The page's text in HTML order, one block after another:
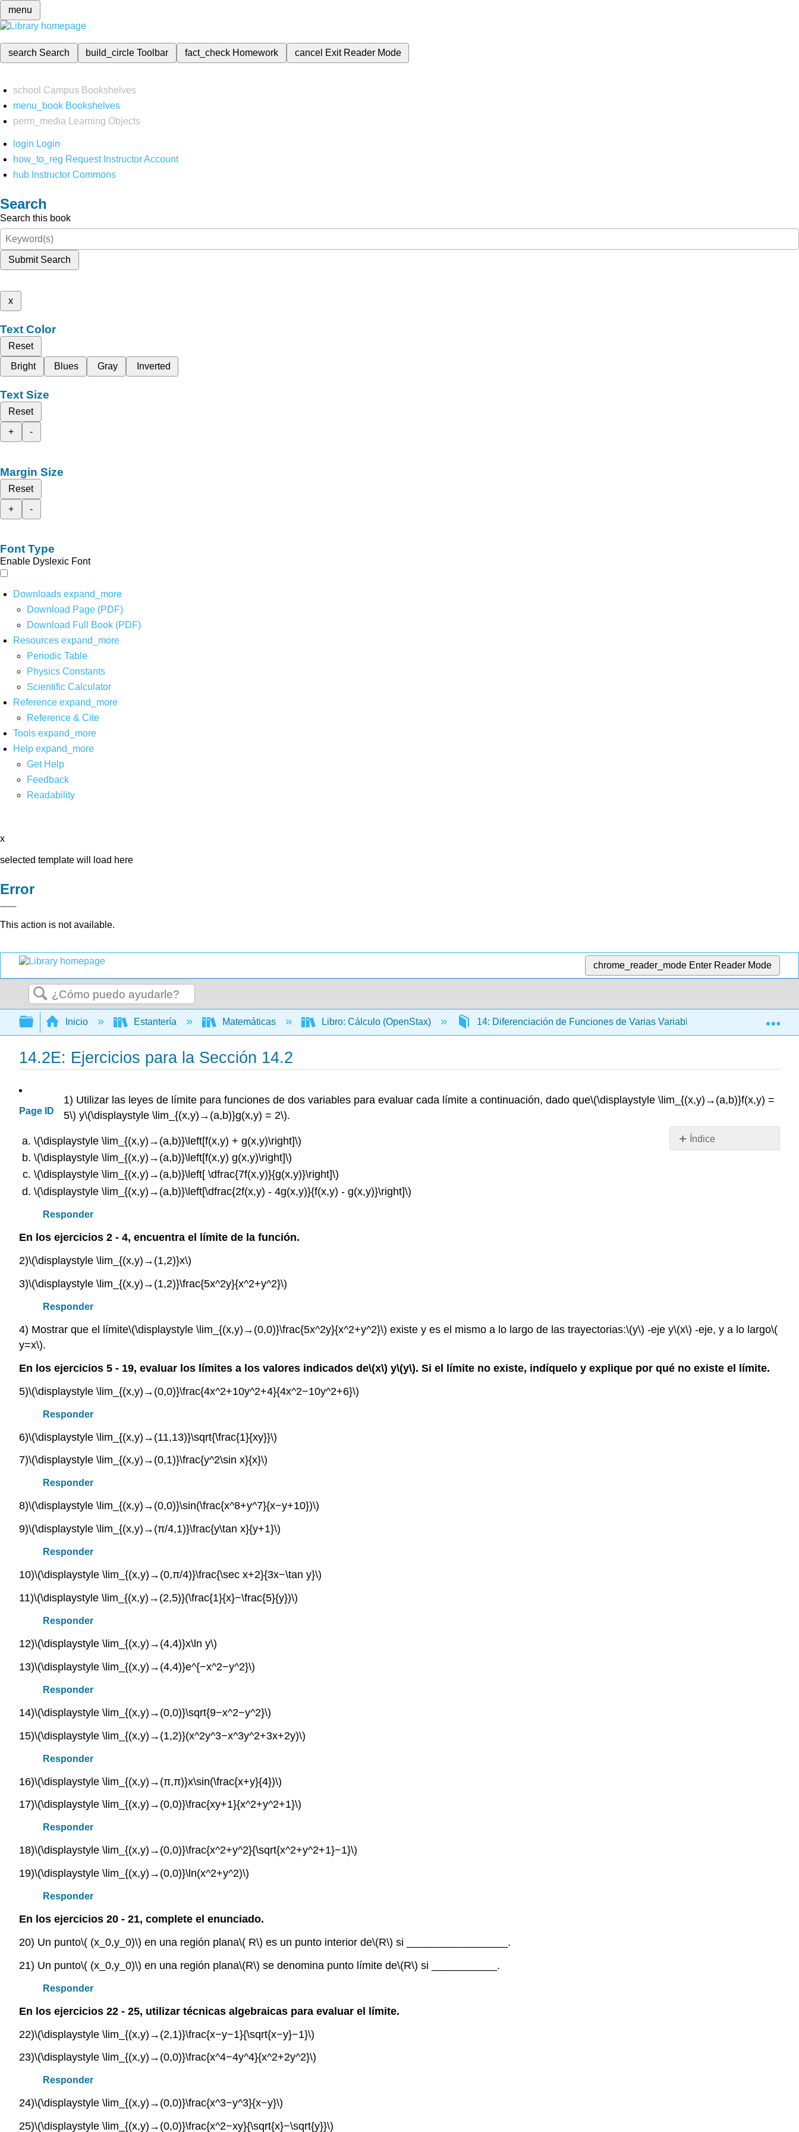
menu
search Search build_circleToolbar fact_check Homework cancel Exit Reader Mode
school Campus Bookshelves
menu_book Bookshelves
perm_media
Learning Objects
login Login
how_to_reg Request Instructor Account
hub Instructor Commons
Search
Search this book
Submit Search
x
Text Color
Reset
Bright
Blues Gray Inverted
Text Size
Reset
+
-
Margin Size
Reset
+
-
Font Type
Enable Dyslexic Font
Downloads expand_more
Download Page (PDF)
Download Full Book (PDF)
Resources expand_more
Periodic Table
Physics Constants
Scientific Calculator
Reference expand_more
Reference & Cite
Tools expand_more
Help expand_more
Get Help
Feedback
Readability
x
selected template will load here
Error
This action is not available.
chrome_reader_mode Enter Reader Mode
Buscar
Expandir/contraer jerarquía global
Inicio Estantería Matemáticas Libro: Cálculo (OpenStax) 14: Diferenciación de Funciones de Varias Variables 14.2:
14.2E: Ejercicios para la Sección 14.2
Page ID
Índice
1) Utilizar las leyes de límite para funciones de dos variables para evaluar cada límite a continuación, dado que\(\displaystyle \lim_{(x,y)→(a,b)}f(x,y) =
5\) y\(\displaystyle \lim_{(x,y)→(a,b)}g(x,y) = 2\).
\(\displaystyle \lim_{(x,y)→(a,b)}\left[f(x,y) + g(x,y)\right]\)
\(\displaystyle \lim_{(x,y)→(a,b)}\left[f(x,y) g(x,y)\right]\)
\(\displaystyle \lim_{(x,y)→(a,b)}\left[ \dfrac{7f(x,y)}{g(x,y)}\right]\)
\(\displaystyle \lim_{(x,y)→(a,b)}\left[\dfrac{2f(x,y) - 4g(x,y)}{f(x,y) - g(x,y)}\right]\)
Responder
En los ejercicios 2 - 4, encuentra el límite de la función.
2)\(\displaystyle \lim_{(x,y)→(1,2)}x\)
3)\(\displaystyle \lim_{(x,y)→(1,2)}\frac{5x^2y}{x^2+y^2}\)
Responder
4) Mostrar que el límite\(\displaystyle \lim_{(x,y)→(0,0)}\frac{5x^2y}{x^2+y^2}\) existe y es el mismo a lo largo de las trayectorias:\(y\) -eje y\(x\) -eje, y a lo largo\(
y=x\).
En los ejercicios 5 - 19, evaluar los límites a los valores indicados de\(x\) y\(y\). Si el límite no existe, indíquelo y explique por qué no existe el límite.
5)\(\displaystyle \lim_{(x,y)→(0,0)}\frac{4x^2+10y^2+4}{4x^2−10y^2+6}\)
Responder
6)\(\displaystyle \lim_{(x,y)→(11,13)}\sqrt{\frac{1}{xy}}\)
7)\(\displaystyle \lim_{(x,y)→(0,1)}\frac{y^2\sin x}{x}\)
Responder
8)\(\displaystyle \lim_{(x,y)→(0,0)}\sin(\frac{x^8+y^7}{x−y+10})\)
9)\(\displaystyle \lim_{(x,y)→(π/4,1)}\frac{y\tan x}{y+1}\)
Responder
10)\(\displaystyle \lim_{(x,y)→(0,π/4)}\frac{\sec x+2}{3x−\tan y}\)
11)\(\displaystyle \lim_{(x,y)→(2,5)}(\frac{1}{x}−\frac{5}{y})\)
Responder
12)\(\displaystyle \lim_{(x,y)→(4,4)}x\ln y\)
13)\(\displaystyle \lim_{(x,y)→(4,4)}e^{−x^2−y^2}\)
Responder
14)\(\displaystyle \lim_{(x,y)→(0,0)}\sqrt{9−x^2−y^2}\)
15)\(\displaystyle \lim_{(x,y)→(1,2)}(x^2y^3−x^3y^2+3x+2y)\)
Responder
16)\(\displaystyle \lim_{(x,y)→(π,π)}x\sin(\frac{x+y}{4})\)
17)\(\displaystyle \lim_{(x,y)→(0,0)}\frac{xy+1}{x^2+y^2+1}\)
Responder
18)\(\displaystyle \lim_{(x,y)→(0,0)}\frac{x^2+y^2}{\sqrt{x^2+y^2+1}−1}\)
19)\(\displaystyle \lim_{(x,y)→(0,0)}\ln(x^2+y^2)\)
Responder
En los ejercicios 20 - 21, complete el enunciado.
20) Un punto\( (x_0,y_0)\) en una región plana\( R\) es un punto interior de\(R\) si _________________.
21) Un punto\( (x_0,y_0)\) en una región plana\(R\) se denomina punto límite de\(R\) si ___________.
Responder
En los ejercicios 22 - 25, utilizar técnicas algebraicas para evaluar el límite.
22)\(\displaystyle \lim_{(x,y)→(2,1)}\frac{x−y−1}{\sqrt{x−y}−1}\)
23)\(\displaystyle \lim_{(x,y)→(0,0)}\frac{x^4−4y^4}{x^2+2y^2}\)
Responder
24)\(\displaystyle \lim_{(x,y)→(0,0)}\frac{x^3−y^3}{x−y}\)
25)\(\displaystyle \lim_{(x,y)→(0,0)}\frac{x^2−xy}{\sqrt{x}−\sqrt{y}}\)